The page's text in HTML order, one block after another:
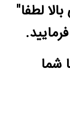
لطفا"
شما